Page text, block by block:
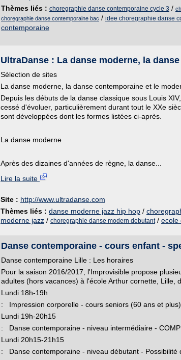
Thèmes liés : choregraphie danse contemporaine cycle 3 /
choregraphie danse contemporaine bac / idee choregraphie danse
contemporaine
UltraDanse : La danse moderne, la
Sélection de sites
La danse moderne, la danse contemporaine et le
Depuis les débuts de la danse classique sous Louis
cessé d'évoluer, particulièrement durant tout le XXe
sont développées dont les formes listées ci-après.
La danse moderne
Après des dizaines d'années de règne, la danse...
Lire la suite
Site : http://www.ultradanse.com
Thèmes liés : danse moderne jazz hip hop /
moderne jazz / choregraphie danse modern debutant/ ecole
Danse contemporaine - cours enfant -
Danse contemporaine Lille : Les horaires
Pour la saison 2016/2017, l'Improvisible propose
adultes (hors vacances) à l'école Arthur cornette, Lille,
Lundi 18h-19h
: Impression corporelle - cours seniors (60 ans et plus)
Lundi 19h-20h15
: Danse contemporaine - niveau intermédiaire -
Lundi 20h15-21h15
: Danse contemporaine - niveau débutant - Possibilité